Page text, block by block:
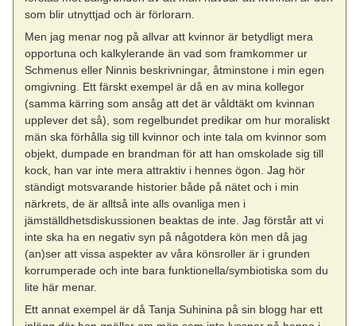
som blir utnyttjad och är förlorarn.
Men jag menar nog på allvar att kvinnor är betydligt mera
opportuna och kalkylerande än vad som framkommer ur
Schmenus eller Ninnis beskrivningar, åtminstone i min egen
omgivning. Ett färskt exempel är då en av mina kollegor
(samma kärring som ansåg att det är våldtäkt om kvinnan
upplever det så), som regelbundet predikar om hur moraliskt
män ska förhålla sig till kvinnor och inte tala om kvinnor som
objekt, dumpade en brandman för att han omskolade sig till
kock, han var inte mera attraktiv i hennes ögon. Jag hör
ständigt motsvarande historier både på nätet och i min
närkrets, de är alltså inte alls ovanliga men i
jämställdhetsdiskussionen beaktas de inte. Jag förstår att vi
inte ska ha en negativ syn på någotdera kön men då jag
(an)ser att vissa aspekter av våra könsroller är i grunden
korrumperade och inte bara funktionella/symbiotiska som du
lite här menar.
Ett annat exempel är då Tanja Suhinina på sin blogg har ett